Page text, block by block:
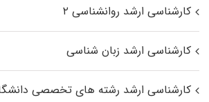
کارشناسی ارشد روانشناسی ۲
کارشناسی ارشد زبان شناسی
کارشناسی ارشد رﺷﺘﻪ ﻫﺎی تخصصی